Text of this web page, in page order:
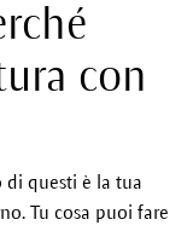
con
questi è la tua
Tu cosa puoi fare